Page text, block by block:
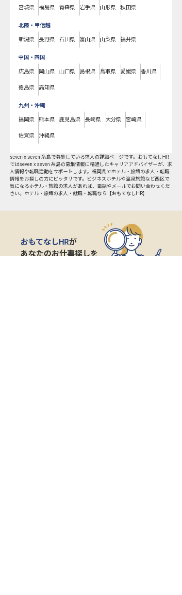
宮城県 福島県 青森県 岩手県 山形県 秋田県
北陸・甲信越
新潟県 長野県 石川県 富山県 山梨県 福井県
中国・四国
広島県 岡山県 山口県 島根県 鳥取県 愛媛県 香川県
徳島県 高知県
九州・沖縄
福岡県 熊本県 鹿児島県 長崎県 大分県 宮崎県
佐賀県 沖縄県
seven x seven 糸島で募集している求人の詳細ページです。おもてなしHR
ではseven x seven 糸島の募集情報に精通したキャリアアドバイザーが、求
人情報や転職活動をサポートします。福岡県でホテル・旅館の求人・転職
情報をお探しの方にピッタリです。ビジネスホテルや温泉旅館など西区で
気になるホテル・旅館の求人があれば、電話やメールでお問い合わせくだ
さい。ホテル・旅館の求人・就職・転職なら【おもてなしHR】
おもてなしHRが
あなたのお仕事探しを